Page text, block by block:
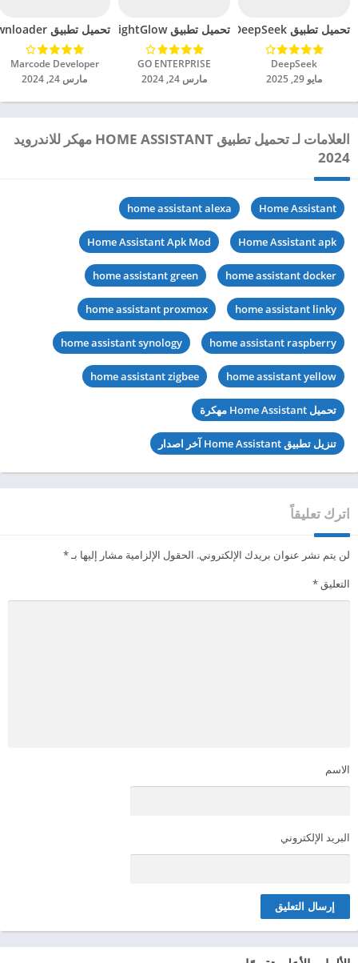
تحميل تطبيق DeepSeek مهكر للاندرويد 2025
DeepSeek‏
مايو 29, 2025
تحميل تطبيق BrightGlow مهكر للاندرويد 2024
GO ENTERPRISE‏
مارس 24, 2024
تحميل تطبيق mp4 video downloader مهكر للاندرويد 2024
Marcode Developer‏
مارس 24, 2024
العلامات لـ تحميل تطبيق HOME ASSISTANT مهكر للاندرويد
2024
Home Assistant
home assistant alexa
Home Assistant apk
Home Assistant Apk Mod
home assistant docker
home assistant green
home assistant linky
home assistant proxmox
home assistant raspberry
home assistant synology
home assistant yellow
home assistant zigbee
تحميل Home Assistant مهكرة
تنزيل تطبيق Home Assistant آخر اصدار
اترك تعليقاً
لن يتم نشر عنوان بريدك الإلكتروني. الحقول الإلزامية مشار إليها بـ*
التعليق*
الاسم
البريد الإلكتروني